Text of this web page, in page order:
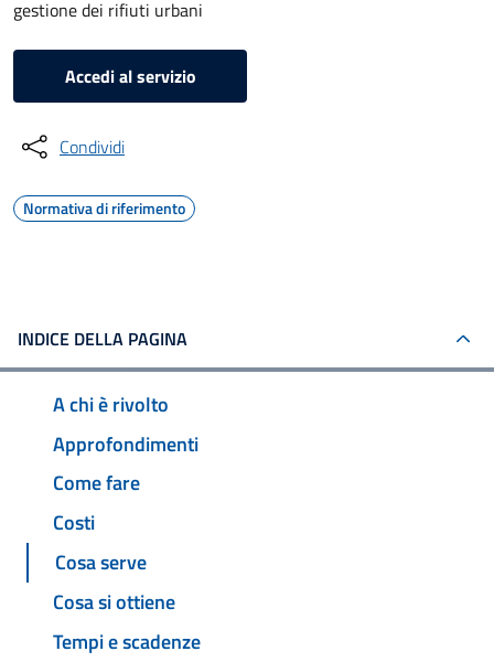
gestione dei rifiuti urbani
Accedi al servizio
Condividi
Normativa di riferimento
INDICE DELLA PAGINA
A chi è rivolto
Approfondimenti
Come fare
Costi
Cosa serve
Cosa si ottiene
Tempi e scadenze